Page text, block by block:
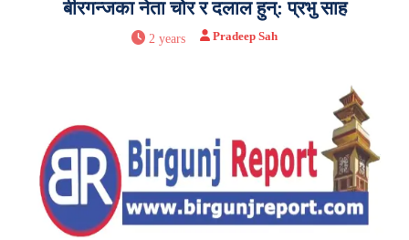
बीरगन्जका नेता चोर र दलाल हुन्: प्रभु साह
2 years Pradeep Sah